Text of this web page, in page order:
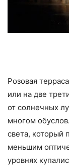
Розовая
или на две
от солнечных
многом
света, который
меньшим
уровнях